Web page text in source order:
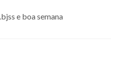
e boa semana